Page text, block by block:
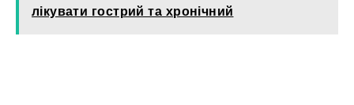
лікувати гострий та хронічний